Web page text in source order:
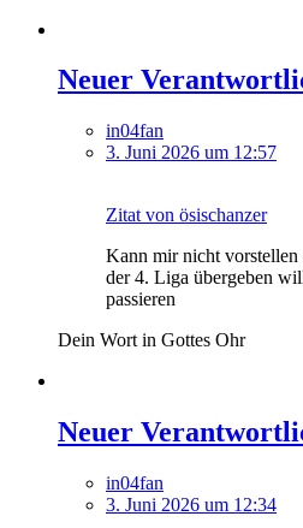
Neuer
in04fan
3. Juni 2026 um 12:57
Zitat von ösischanzer
Kann mir nicht vorstellen
der 4. Liga übergeben
passieren
Dein Wort in Gottes Ohr
Neuer
in04fan
3. Juni 2026 um 12:34